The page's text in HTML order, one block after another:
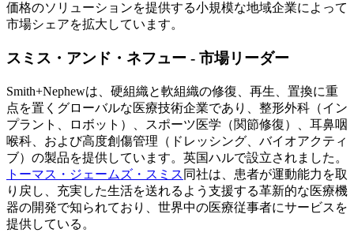
価格のソリューションを提供する小規模な地域企業によって
市場シェアを拡大​​しています。
スミス・アンド・ネフュー - 市場リーダー
Smith+Nephewは、硬組織と軟組織の修復、再生、置換に重
点を置くグローバルな医療技術企業であり、整形外科（イン
プラント、ロボット）、スポーツ医学（関節修復）、耳鼻咽
喉科、および高度創傷管理（ドレッシング、バイオアクティ
ブ）の製品を提供しています。英国ハルで設立されました。
トーマス・ジェームズ・スミス 同社は、患者が運動能力を取
り戻し、充実した生活を送れるよう支援する革新的な医療機
器の開発で知られており、世界中の医療従事者にサービスを
提供している。